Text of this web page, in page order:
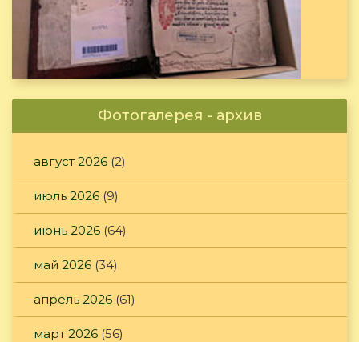
Фотогалерея - архив
август 2026 (2)
июль 2026 (9)
июнь 2026 (64)
май 2026 (34)
апрель 2026 (61)
март 2026 (56)